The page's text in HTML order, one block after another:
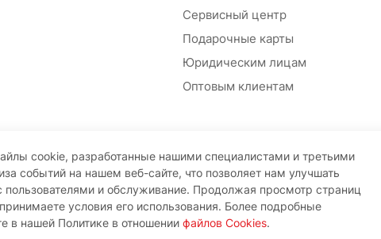
Сервисный центр
Подарочные карты
Юридическим лицам
Оптовым клиентам
cookie, разработанные нашими специалистами и третьими
событий на нашем веб-сайте, что позволяет нам улучшать
пользователями и обслуживание. Продолжая просмотр страниц
условия его использования. Более подробные
в нашей Политике в отношении файлов Cookies.